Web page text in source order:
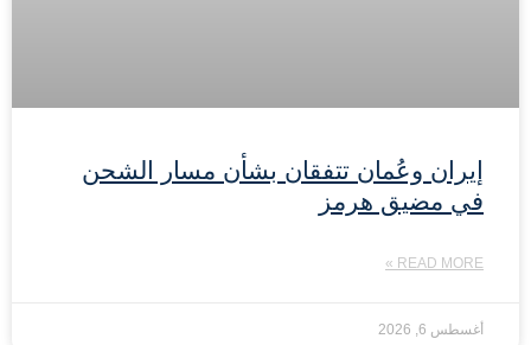
إيران وعُمان تتفقان بشأن مسار الشحن
في مضيق هرمز
READ MORE »
أغسطس 6, 2026